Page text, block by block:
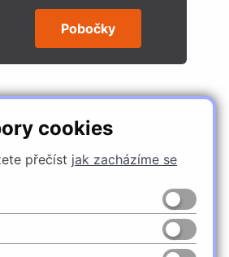
cookies
přečíst jak zacházíme se
Pobočky
NÁS